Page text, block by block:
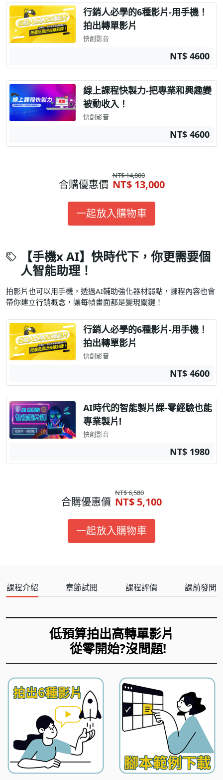
行銷人必學的6種影片-用手機！
拍出轉單影片
快創影音
NT$ 4600
線上課程快製力-把專業和興趣變
被動收入！
快創影音
NT$ 4600
合購優惠價
NT$ 14,800
NT$ 13,000
一起放入購物車
【手機x AI】快時代下，你更需要個
人智能助理！
拍影片也可以用手機，透過AI輔助強化器材弱點，課程內容也會
帶你建立行銷概念，讓每幀畫面都是變現關鍵！
行銷人必學的6種影片-用手機！
拍出轉單影片
快創影音
NT$ 4600
AI時代的智能製片課-零經驗也能
專業製片!
快創影音
NT$ 1980
合購優惠價
NT$ 6,580
NT$ 5,100
一起放入購物車
課程介紹 章節試閱 課程評價 課前發問
低預算拍出高轉單影片
從零開始?沒問題!